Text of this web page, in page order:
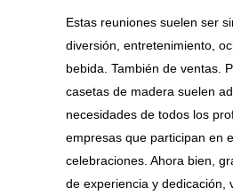
Estas reuniones suelen ser
diversión, entretenimiento,
bebida. También de ventas.
casetas de madera suelen
necesidades de todos los
empresas que participan en
celebraciones. Ahora bien,
de experiencia y dedicación,